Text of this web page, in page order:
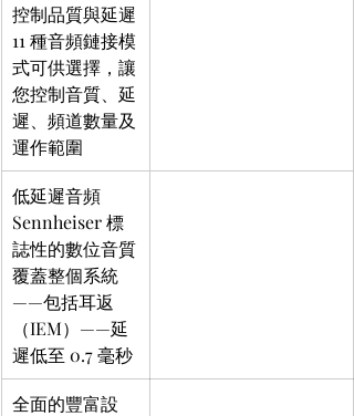
控制品質與延遲
11 種音頻鏈接模
式可供選擇，讓
您控制音質、延
遲、頻道數量及
運作範圍
低延遲音頻
Sennheiser 標
誌性的數位音質
覆蓋整個系統
——包括耳返
（IEM）——延
遲低至 0.7 毫秒
全面的豐富設